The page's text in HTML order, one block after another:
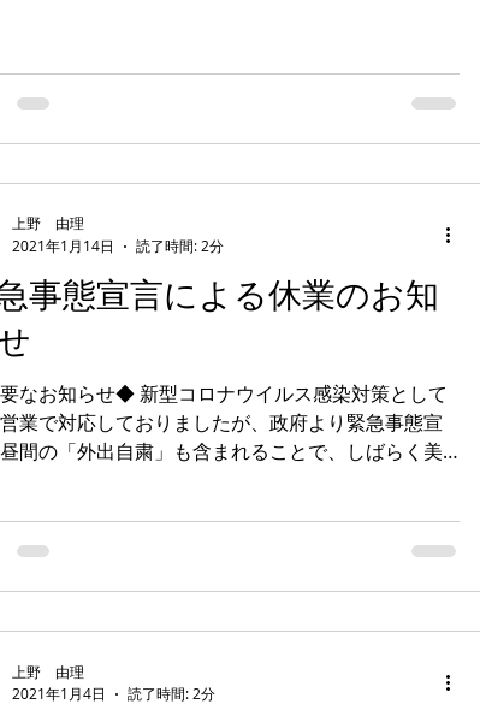
る ウォーキング
める
事態宣言による休業のお知
なお知らせ◆ 新型コロナウイルス感染対策として
業で対応しておりましたが、政府より緊急事態宣
間の「外出自粛」も含まれることで、しばらく美
上野 由理
2021年1月14日
読了時間: 2分
上野 由理
2021年1月4日
読了時間: 2分